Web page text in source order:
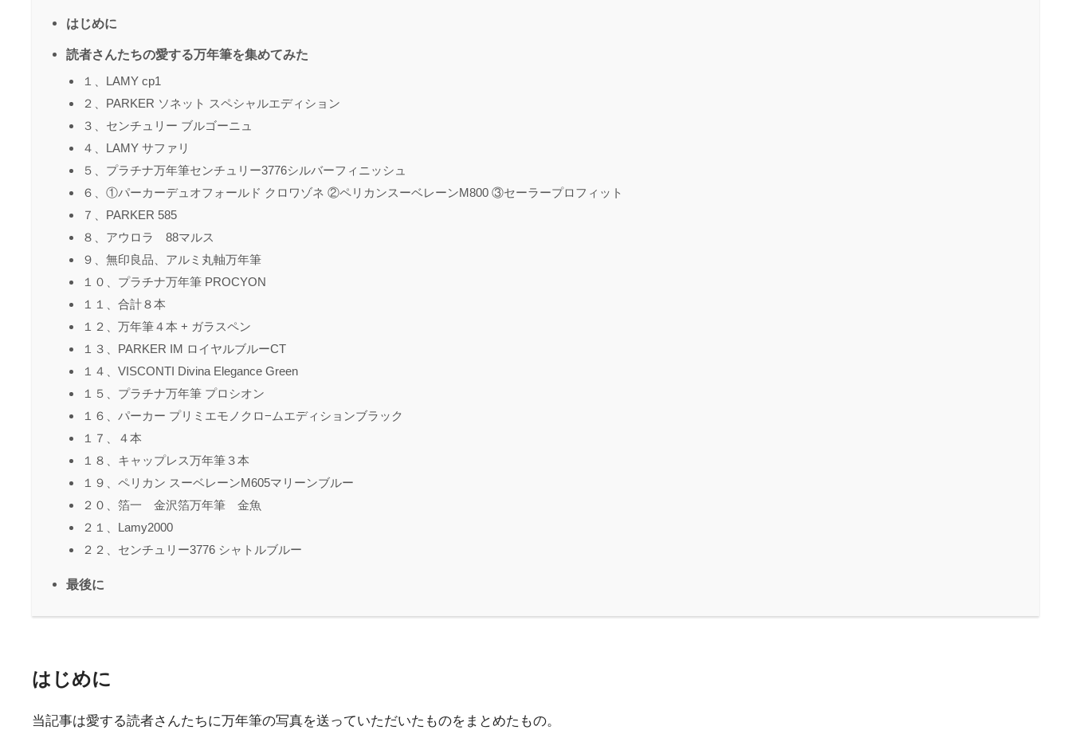
はじめに
読者さんたちの愛する万年筆を集めてみた
１、LAMY cp1
２、PARKER ソネット スペシャルエディション
３、センチュリー ブルゴーニュ
４、LAMY サファリ
５、プラチナ万年筆センチュリー3776シルバーフィニッシュ
６、①パーカーデュオフォールド クロワゾネ ②ペリカンスーベレーンM800 ③セーラープロフィット
７、PARKER 585
８、アウロラ 88マルス
９、無印良品、アルミ丸軸万年筆
１０、プラチナ万年筆 PROCYON
１１、合計８本
１２、万年筆４本 + ガラスペン
１３、PARKER IM ロイヤルブルーCT
１４、VISCONTI Divina Elegance Green
１５、プラチナ万年筆 プロシオン
１６、パーカー プリミエモノクロ−ムエディションブラック
１７、４本
１８、キャップレス万年筆３本
１９、ペリカン スーベレーンM605マリーンブルー
２０、箔一 金沢箔万年筆 金魚
２１、Lamy2000
２２、センチュリー3776 シャトルブルー
最後に
はじめに
当記事は愛する読者さんたちに万年筆の写真を送っていただいたものをまとめたもの。